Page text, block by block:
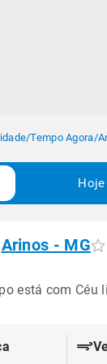
/Tempo Agora/
Hoje
Arinos - MG
está com Céu